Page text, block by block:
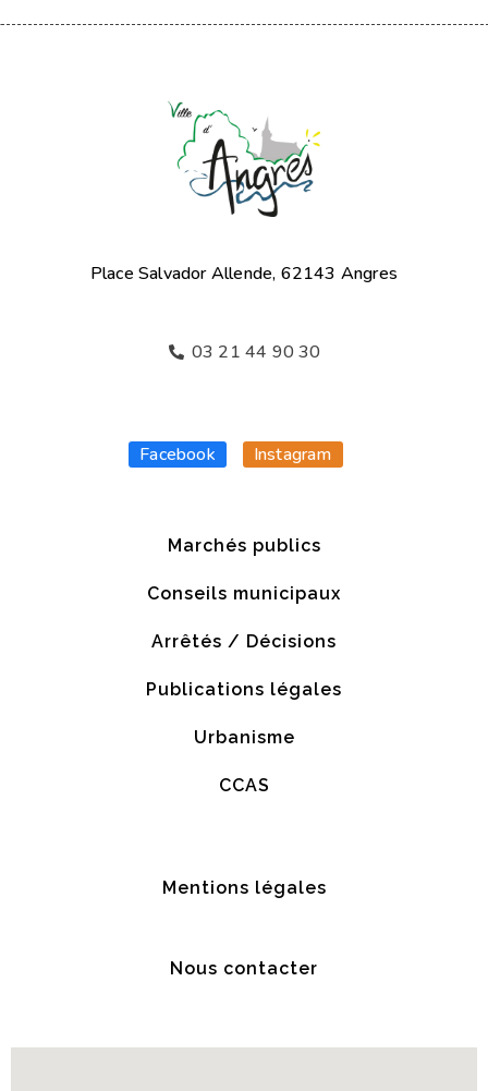
Place Salvador Allende, 62143 Angres
03 21 44 90 30
Facebook Instagram
Marchés publics
Conseils municipaux
Arrêtés / Décisions
Publications légales
Urbanisme
CCAS
Mentions légales
Nous contacter